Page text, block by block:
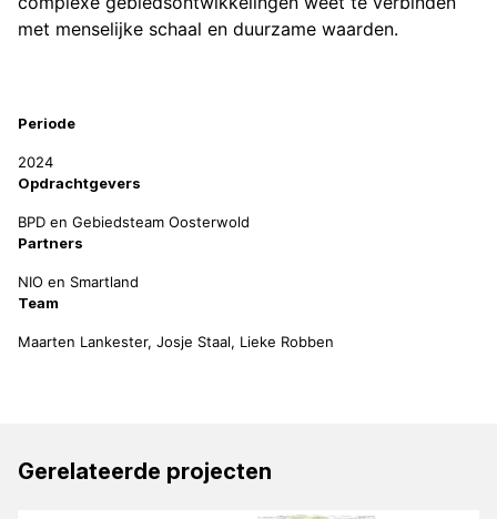
met menselijke schaal en duurzame waarden.
Periode
2024
Opdrachtgevers
BPD en Gebiedsteam Oosterwold
Partners
NIO en Smartland
Team
Maarten Lankester, Josje Staal, Lieke Robben
Gerelateerde projecten